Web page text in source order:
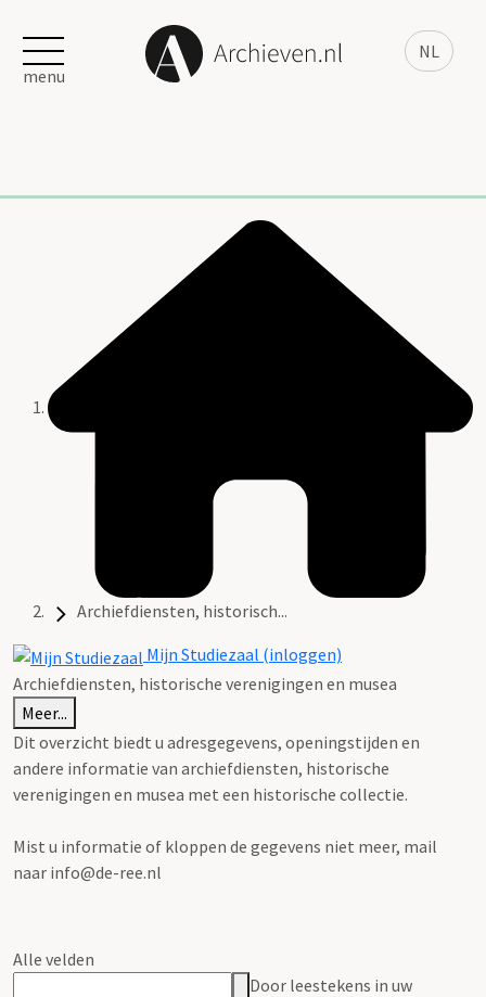
NL
menu
Archiefdiensten, historisch...
Mijn Studiezaal (inloggen)
Archiefdiensten, historische verenigingen en musea
Meer...
Dit overzicht biedt u adresgegevens, openingstijden en
andere informatie van archiefdiensten, historische
verenigingen en musea met een historische collectie.
Mist u informatie of kloppen de gegevens niet meer, mail
naar info@de-ree.nl
Alle velden
Door leestekens in uw